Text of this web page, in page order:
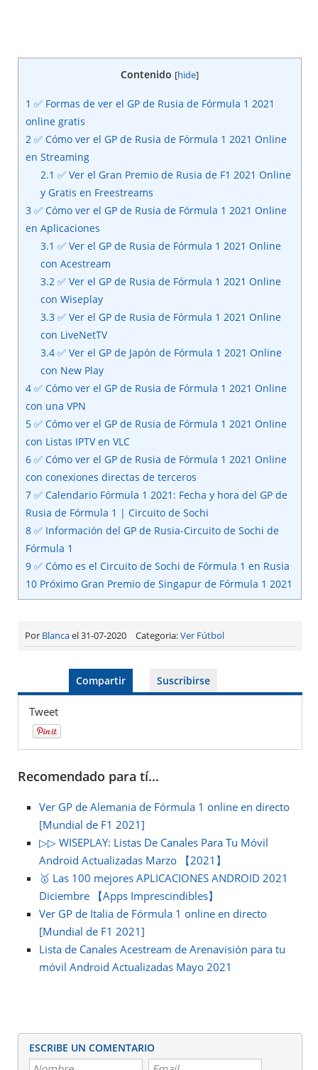
Contenido [hide]
1 ✅ Formas de ver el GP de Rusia de Fórmula 1 2021
online gratis
2 ✅ Cómo ver el GP de Rusia de Fórmula 1 2021 Online
en Streaming
2.1 ✅ Ver el Gran Premio de Rusia de F1 2021 Online
y Gratis en Freestreams
3 ✅ Cómo ver el GP de Rusia de Fórmula 1 2021 Online
en Aplicaciones
3.1 ✅ Ver el GP de Rusia de Fórmula 1 2021 Online
con Acestream
3.2 ✅ Ver el GP de Rusia de Fórmula 1 2021 Online
con Wiseplay
3.3 ✅ Ver el GP de Rusia de Fórmula 1 2021 Online
con LiveNetTV
3.4 ✅ Ver el GP de Japón de Fórmula 1 2021 Online
con New Play
4 ✅ Cómo ver el GP de Rusia de Fórmula 1 2021 Online
con una VPN
5 ✅ Cómo ver el GP de Rusia de Fórmula 1 2021 Online
con Listas IPTV en VLC
6 ✅ Cómo ver el GP de Rusia de Fórmula 1 2021 Online
con conexiones directas de terceros
7 ✅ Calendario Fórmula 1 2021: Fecha y hora del GP de
Rusia de Fórmula 1 | Circuito de Sochi
8 ✅ Información del GP de Rusia-Circuito de Sochi de
Fórmula 1
9 ✅ Cómo es el Circuito de Sochi de Fórmula 1 en Rusia
10 Próximo Gran Premio de Singapur de Fórmula 1 2021
Por Blancael 31-07-2020 Categoria:Ver Fútbol
Compartir Suscribirse
Tweet
Recomendado para tí...
Ver GP de Alemania de Fórmula 1 online en directo
[Mundial de F1 2021]
▷▷ WISEPLAY: Listas De Canales Para Tu Móvil
Android Actualizadas Marzo 【2021】
🥇 Las 100 mejores APLICACIONES ANDROID 2021
Diciembre 【Apps Imprescindibles】
Ver GP de Italia de Fórmula 1 online en directo
[Mundial de F1 2021]
Lista de Canales Acestream de Arenavisión para tu
móvil Android Actualizadas Mayo 2021
ESCRIBE UN COMENTARIO